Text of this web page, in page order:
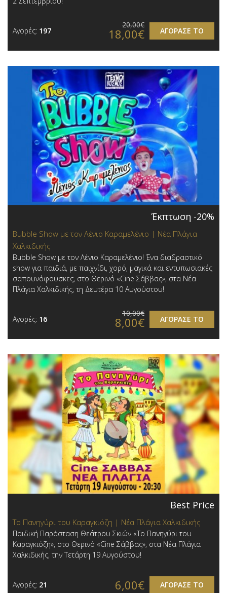
Αγορές: 197 ΑΓΟΡΑΣΕ ΤΟ
20,00€
18,00€
Έκπτωση -20%
Bubble Show με τον Λένιο Καραμελένιο | Νέα Πλάγια
Χαλκιδικής
Bubble Show με τον Λένιο Καραμελένιο! Ένα διαδραστικό
show για παιδιά, με παιχνίδι, χορό, μαγικά και εντυπωσιακές
σαπουνόφουσκες, στο Θερινό «Cine Σάββας», στα Νέα
Πλάγια Χαλκιδικής, τη Δευτέρα 10 Αυγούστου!
Αγορές: 16 ΑΓΟΡΑΣΕ ΤΟ
10,00€
8,00€
Best Price
Το Πανηγύρι του Καραγκιόζη | Νέα Πλάγια Χαλκιδικής
Παιδική Παράσταση Θεάτρου Σκιών «Το Πανηγύρι του
Καραγκιόζη», στο Θερινό «Cine Σάββας», στα Νέα Πλάγια
Χαλκιδικής, την Τετάρτη 19 Αυγούστου!
Αγορές: 21 ΑΓΟΡΑΣΕ ΤΟ
6,00€